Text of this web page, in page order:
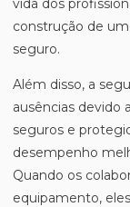
vida dos
construção de
seguro.
Além disso, a
ausências devido
seguros e
desempenho
Quando os
equipamento,